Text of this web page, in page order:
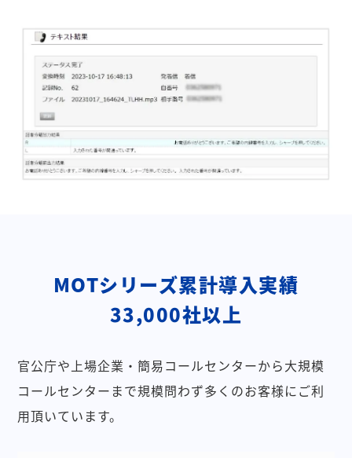
MOTシリーズ累計導入実績
33,000社以上
官公庁や上場企業・簡易コールセンターから大規模
コールセンターまで規模問わず多くのお客様にご利
用頂いています。